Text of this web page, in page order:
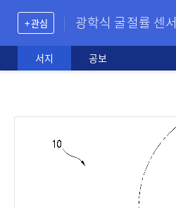
+ 관심 광학식 굴절률 센서
서지 공보